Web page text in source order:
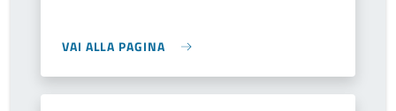
VAI ALLA PAGINA